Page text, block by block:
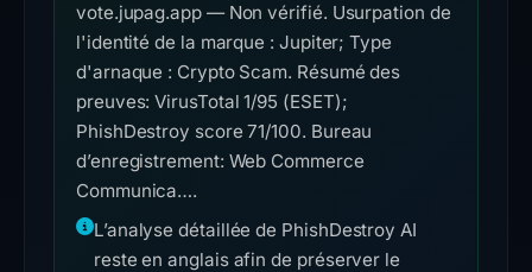
vote.jupag.app — Non vérifié. Usurpation de
l'identité de la marque : Jupiter; Type
d'arnaque : Crypto Scam. Résumé des
preuves: VirusTotal 1/95 (ESET);
PhishDestroy score 71/100. Bureau
d’enregistrement: Web Commerce
Communica….
L’analyse détaillée de PhishDestroy AI
reste en anglais afin de préserver le